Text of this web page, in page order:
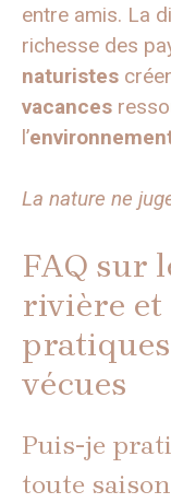
entre amis. La
richesse des
naturistes
vacances
l’
La nature ne
FAQ sur
rivière et
vécues
Puis-je
toute